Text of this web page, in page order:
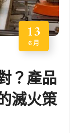
13
6 月
？產品
滅火策